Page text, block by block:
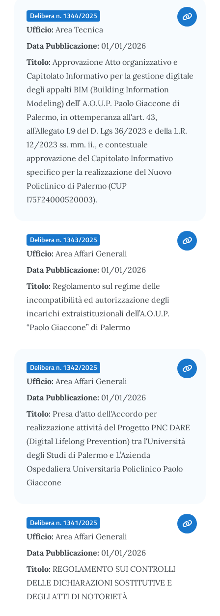
Delibera n. 1344/2025
Ufficio: Area Tecnica
Data Pubblicazione: 01/01/2026
Titolo: Approvazione Atto organizzativo e
Capitolato Informativo per la gestione digitale
degli appalti BIM (Building Information
Modeling) dell’ A.O.U.P. Paolo Giaccone di
Palermo, in ottemperanza all'art. 43,
all’Allegato I.9 del D. Lgs 36/2023 e della L.R.
12/2023 ss. mm. ii., e contestuale
approvazione del Capitolato Informativo
specifico per la realizzazione del Nuovo
Policlinico di Palermo (CUP
I75F24000520003).
Delibera n. 1343/2025
Ufficio: Area Affari Generali
Data Pubblicazione: 01/01/2026
Titolo: Regolamento sul regime delle
incompatibilità ed autorizzazione degli
incarichi extraistituzionali dell’A.O.U.P.
“Paolo Giaccone” di Palermo
Delibera n. 1342/2025
Ufficio: Area Affari Generali
Data Pubblicazione: 01/01/2026
Titolo: Presa d'atto dell'Accordo per
realizzazione attività del Progetto PNC DARE
(Digital Lifelong Prevention) tra l'Università
degli Studi di Palermo e L’Azienda
Ospedaliera Universitaria Policlinico Paolo
Giaccone
Delibera n. 1341/2025
Ufficio: Area Affari Generali
Data Pubblicazione: 01/01/2026
Titolo: REGOLAMENTO SUI CONTROLLI
DELLE DICHIARAZIONI SOSTITUTIVE E
DEGLI ATTI DI NOTORIETÀ